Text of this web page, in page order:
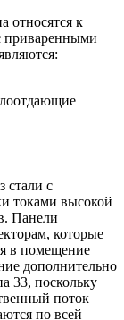
относятся к
приваренными
стали с
токами высокой
Панели
которые
в помещение
дополнительно
33, поскольку
поток
по всей